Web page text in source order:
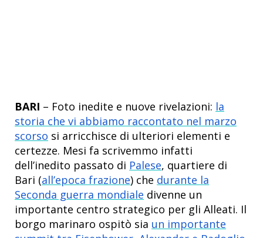
BARI – Foto inedite e nuove rivelazioni: la
storia che vi abbiamo raccontato nel marzo
scorso si arricchisce di ulteriori elementi e
certezze. Mesi fa scrivemmo infatti
dell’inedito passato di Palese, quartiere di
Bari (all’epoca frazione) che durante la
Seconda guerra mondiale divenne un
importante centro strategico per gli Alleati. Il
borgo marinaro ospitò sia un importante